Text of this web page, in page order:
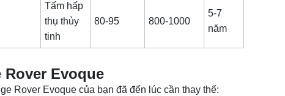
Tấm hấp
thụ thủy
tinh
80-95 800-1000
5-7
năm
Evoque
Rover Evoque của bạn đã đến lúc cần thay thế: